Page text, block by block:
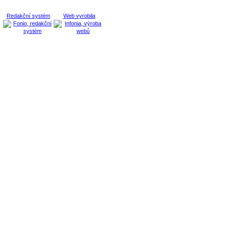
Redakční systém Web vyrobila